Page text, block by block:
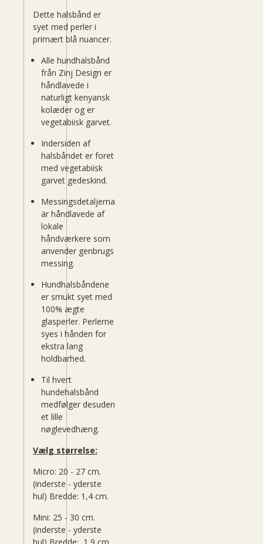
Dette halsbånd er
syet med perler i
primært blå nuancer.
Alle hundhalsbånd
från Zinj Design er
håndlavede i
naturligt kenyansk
kolæder og er
vegetabiisk garvet.
Indersiden af
halsbåndet er foret
med vegetabiisk
garvet gedeskind.
Messingsdetaljerna
är håndlavede af
lokale
håndværkere som
anvender genbrugs
messing.
Hundhalsbåndene
er smukt syet med
100% ægte
glasperler. Perlerne
syes i hånden for
ekstra lang
holdbarhed.
Til hvert
hundehalsbånd
medfølger desuden
et lille
nøglevedhæng.
Vælg størrelse:
Micro: 20 - 27 cm.
(inderste - yderste
hul) Bredde: 1,4 cm.
Mini: 25 - 30 cm.
(inderste - yderste